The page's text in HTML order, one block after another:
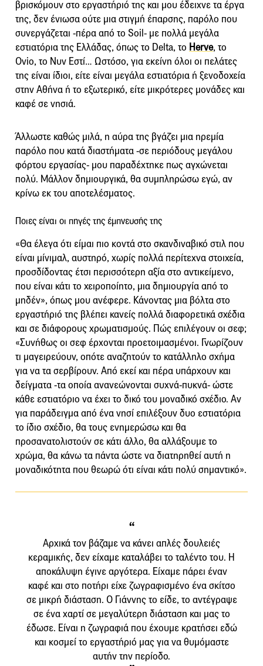
βρισκόμουν στο εργαστήριό της και μου έδειχνε τα έργα
της, δεν ένιωσα ούτε μια στιγμή έπαρσης, παρόλο που
συνεργάζεται -πέρα από το Soil- με πολλά μεγάλα
εστιατόρια της Ελλάδας, όπως το Delta, το Herve, το
Οvio, το Νυν Εστί… Ωστόσο, για εκείνη όλοι οι πελάτες
της είναι ίδιοι, είτε είναι μεγάλα εστιατόρια ή ξενοδοχεία
στην Αθήνα ή το εξωτερικό, είτε μικρότερες μονάδες και
καφέ σε νησιά.
Άλλωστε καθώς μιλά, η αύρα της βγάζει μια ηρεμία
παρόλο που κατά διαστήματα -σε περιόδους μεγάλου
φόρτου εργασίας- μου παραδέχτηκε πως αγχώνεται
πολύ. Μάλλον δημιουργικά, θα συμπληρώσω εγώ, αν
κρίνω εκ του αποτελέσματος.
Ποιες είναι οι πηγές της έμπνευσής της
«Θα έλεγα ότι είμαι πιο κοντά στο σκανδιναβικό στιλ που
είναι μίνιμαλ, αυστηρό, χωρίς πολλά περίτεχνα στοιχεία,
προσδίδοντας έτσι περισσότερη αξία στο αντικείμενο,
που είναι κάτι το χειροποίητο, μια δημιουργία από το
μηδέν», όπως μου ανέφερε. Κάνοντας μια βόλτα στο
εργαστήριό της βλέπει κανείς πολλά διαφορετικά σχέδια
και σε διάφορους χρωματισμούς. Πώς επιλέγουν οι σεφ;
«Συνήθως οι σεφ έρχονται προετοιμασμένοι. Γνωρίζουν
τι μαγειρεύουν, οπότε αναζητούν το κατάλληλο σχήμα
για να τα σερβίρουν. Από εκεί και πέρα υπάρχουν και
δείγματα -τα οποία ανανεώνονται συχνά-πυκνά- ώστε
κάθε εστιατόριο να έχει το δικό του μοναδικό σχέδιο. Αν
για παράδειγμα από ένα νησί επιλέξουν δυο εστιατόρια
το ίδιο σχέδιο, θα τους ενημερώσω και θα
προσανατολιστούν σε κάτι άλλο, θα αλλάξουμε το
χρώμα, θα κάνω τα πάντα ώστε να διατηρηθεί αυτή η
μοναδικότητα που θεωρώ ότι είναι κάτι πολύ σημαντικό».
Αρχικά τον βάζαμε να κάνει απλές δουλειές
κεραμικής, δεν είχαμε καταλάβει το ταλέντο του. Η
αποκάλυψη έγινε αργότερα. Είχαμε πάρει έναν
καφέ και στο ποτήρι είχε ζωγραφισμένο ένα σκίτσο
σε μικρή διάσταση. Ο Γιάννης το είδε, το αντέγραψε
σε ένα χαρτί σε μεγαλύτερη διάσταση και μας το
έδωσε. Είναι η ζωγραφιά που έχουμε κρατήσει εδώ
και κοσμεί το εργαστήριό μας για να θυμόμαστε
αυτήν την περίοδο.